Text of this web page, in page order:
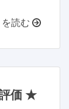
読む
価 ★